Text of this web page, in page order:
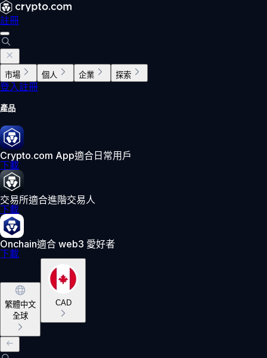
註冊
市場 個人 企業 探索
登入註冊
產品
Crypto.com App適合日常用戶
下載
交易所適合進階交易人
下載
Onchain適合 web3 愛好者
下載
繁體中文
全球
CAD